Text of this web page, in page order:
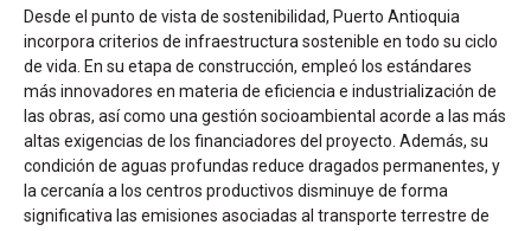
Desde el punto de vista de sostenibilidad, Puerto Antioquia
incorpora criterios de infraestructura sostenible en todo su ciclo
de vida. En su etapa de construcción, empleó los estándares
más innovadores en materia de eficiencia e industrialización de
las obras, así como una gestión socioambiental acorde a las más
altas exigencias de los financiadores del proyecto. Además, su
condición de aguas profundas reduce dragados permanentes, y
la cercanía a los centros productivos disminuye de forma
significativa las emisiones asociadas al transporte terrestre de